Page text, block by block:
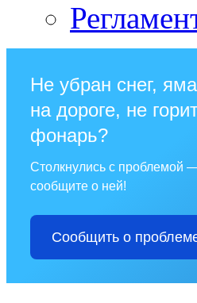
Не убран снег, яма
на дороге, не
фонарь?
Столкнулись с проблемой
сообщите о ней!
Сообщить о